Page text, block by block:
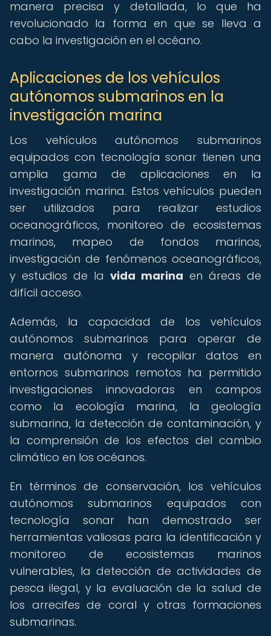
manera precisa y detallada, lo que ha
revolucionado la forma en que se lleva a
cabo la investigación en el océano.
Aplicaciones de los vehículos
autónomos submarinos en la
investigación marina
Los vehículos autónomos submarinos
equipados con tecnología sonar tienen una
amplia gama de aplicaciones en la
investigación marina. Estos vehículos pueden
ser utilizados para realizar estudios
oceanográficos, monitoreo de ecosistemas
marinos, mapeo de fondos marinos,
investigación de fenómenos oceanográficos,
y estudios de la vida marina en áreas de
difícil acceso.
Además, la capacidad de los vehículos
autónomos submarinos para operar de
manera autónoma y recopilar datos en
entornos submarinos remotos ha permitido
investigaciones innovadoras en campos
como la ecología marina, la geología
submarina, la detección de contaminación, y
la comprensión de los efectos del cambio
climático en los océanos.
En términos de conservación, los vehículos
autónomos submarinos equipados con
tecnología sonar han demostrado ser
herramientas valiosas para la identificación y
monitoreo de ecosistemas marinos
vulnerables, la detección de actividades de
pesca ilegal, y la evaluación de la salud de
los arrecifes de coral y otras formaciones
submarinas.